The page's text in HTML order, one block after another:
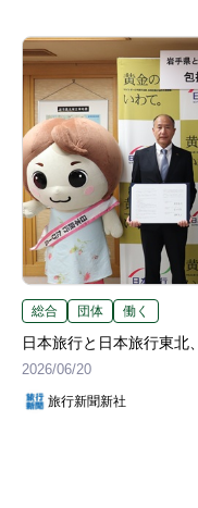
総合 団体 働く
日本旅行と日本旅行東北
2026/06/20
旅行新聞新社